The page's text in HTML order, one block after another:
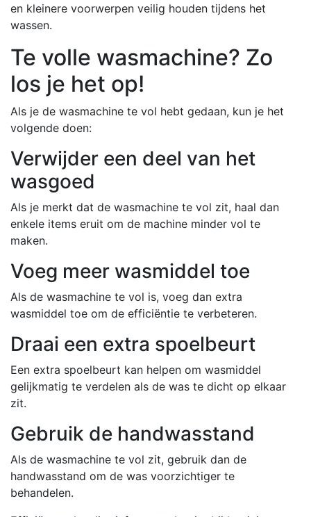
en kleinere voorwerpen veilig houden tijdens het
wassen.
Te volle wasmachine? Zo
los je het op!
Als je de wasmachine te vol hebt gedaan, kun je het
volgende doen:
Verwijder een deel van het
wasgoed
Als je merkt dat de wasmachine te vol zit, haal dan
enkele items eruit om de machine minder vol te
maken.
Voeg meer wasmiddel toe
Als de wasmachine te vol is, voeg dan extra
wasmiddel toe om de efficiëntie te verbeteren.
Draai een extra spoelbeurt
Een extra spoelbeurt kan helpen om wasmiddel
gelijkmatig te verdelen als de was te dicht op elkaar
zit.
Gebruik de handwasstand
Als de wasmachine te vol zit, gebruik dan de
handwasstand om de was voorzichtiger te
behandelen.